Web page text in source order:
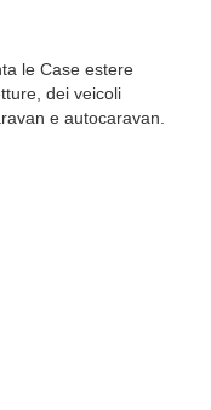
le Case estere
dei veicoli
e autocaravan.